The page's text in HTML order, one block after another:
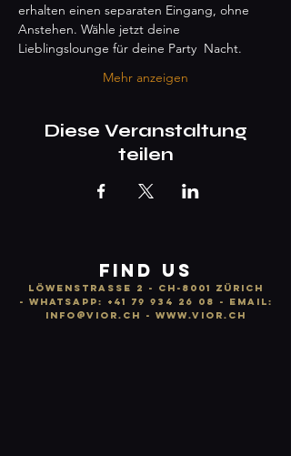
erhalten einen separaten Eingang, ohne
Anstehen. Wähle jetzt deine
Lieblingslounge für deine Party  Nacht.
Mehr anzeigen
Diese Veranstaltung
teilen
FIND US
LÖWENSTRASSE 2 - CH-8001 ZÜRICH
- WhatsApp: +41 79 934 26 08
- email:
info @vior.ch - www.vior.ch